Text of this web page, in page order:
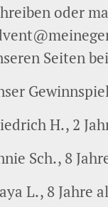
oder
Seiten
H., 2
Sch., 8
L., 8 Jahre